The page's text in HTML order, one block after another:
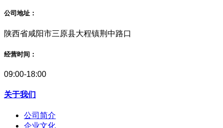
公司地址：
陕西省咸阳市三原县大程镇荆中路口
经营时间：
09:00-18:00
关于我们
公司简介
企业文化